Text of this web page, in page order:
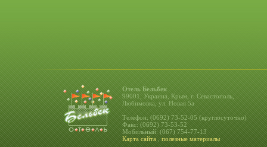
Отель Бельбек
99001, Украина, Крым, г. Севастополь,
Любимовка, ул. Новая 5а
Телефон: (0692) 73-52-05 (круглосуточно)
Факс: (0692) 73-53-52
Мобильный: (067) 754-77-13
Карта сайта,полезные материалы